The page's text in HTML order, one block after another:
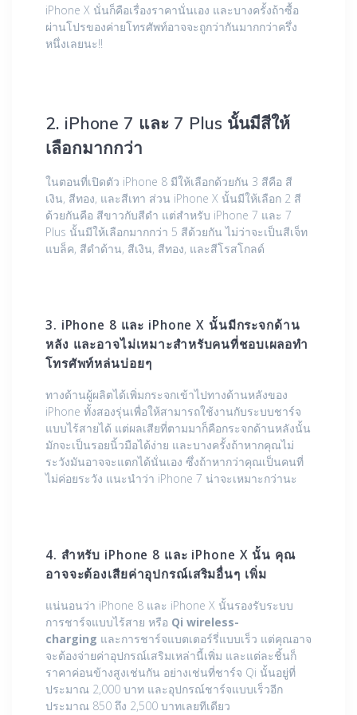
iPhone X นั่นก็คือเรื่องราคานั่นเอง และบางครั้งถ้าซื้อ
ผ่านโปรของค่ายโทรศัพท์อาจจะถูกว่ากันมากกว่าครึ่ง
หนึ่งเลยนะ!!
2. iPhone 7 และ 7 Plus นั้นมีสีให้
เลือกมากกว่า
ในตอนที่เปิดตัว iPhone 8 มีให้เลือกด้วยกัน 3 สีคือ สี
เงิน, สีทอง, และสีเทา ส่วน iPhone X นั้นมีให้เลือก 2 สี
ด้วยกันคือ สีขาวกับสีดำ แต่สำหรับ iPhone 7 และ 7
Plus นั้นมีให้เลือกมากกว่า 5 สีด้วยกัน ไม่ว่าจะเป็นสีเจ็ท
แบล็ค, สีดำด้าน, สีเงิน, สีทอง, และสีโรสโกลด์
3. iPhone 8 และ iPhone X นั้นมีกระจกด้าน
หลัง และอาจไม่เหมาะสำหรับคนที่ชอบเผลอทำ
โทรศัพท์หล่นบ่อยๆ
ทางด้านผู้ผลิตได้เพิ่มกระจกเข้าไปทางด้านหลังของ
iPhone ทั้งสองรุ่นเพื่อให้สามารถใช้งานกับระบบชาร์จ
แบบไร้สายได้ แต่ผลเสียที่ตามมาก็คือกระจกด้านหลังนั้น
มักจะเป็นรอยนิ้วมือได้ง่าย และบางครั้งถ้าหากคุณไม่
ระวังมันอาจจะแตกได้นั่นเอง ซึ่งถ้าหากว่าคุณเป็นคนที่
ไม่ค่อยระวัง แนะนำว่า iPhone 7 น่าจะเหมาะกว่านะ
4. สำหรับ iPhone 8 และ iPhone X นั้น คุณ
อาจจะต้องเสียค่าอุปกรณ์เสริมอื่นๆ เพิ่ม
แน่นอนว่า iPhone 8 และ iPhone X นั้นรองรับระบบ
การชาร์จแบบไร้สาย หรือ Qi wireless-
charging และการชาร์จแบตเตอร์รี่แบบเร็ว แต่คุณอาจ
จะต้องจ่ายค่าอุปกรณ์เสริมเหล่านี้เพิ่ม และแต่ละชิ้นก็
ราคาค่อนข้างสูงเช่นกัน อย่างเช่นที่ชาร์จ Qi นั้นอยู่ที่
ประมาณ 2,000 บาท และอุปกรณ์ชาร์จแบบเร็วอีก
ประมาณ 850 ถึง 2,500 บาทเลยทีเดียว